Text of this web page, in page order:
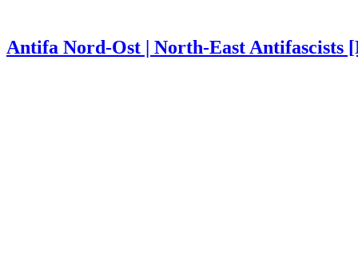
Antifa Nord-Ost | North-East Antifascists